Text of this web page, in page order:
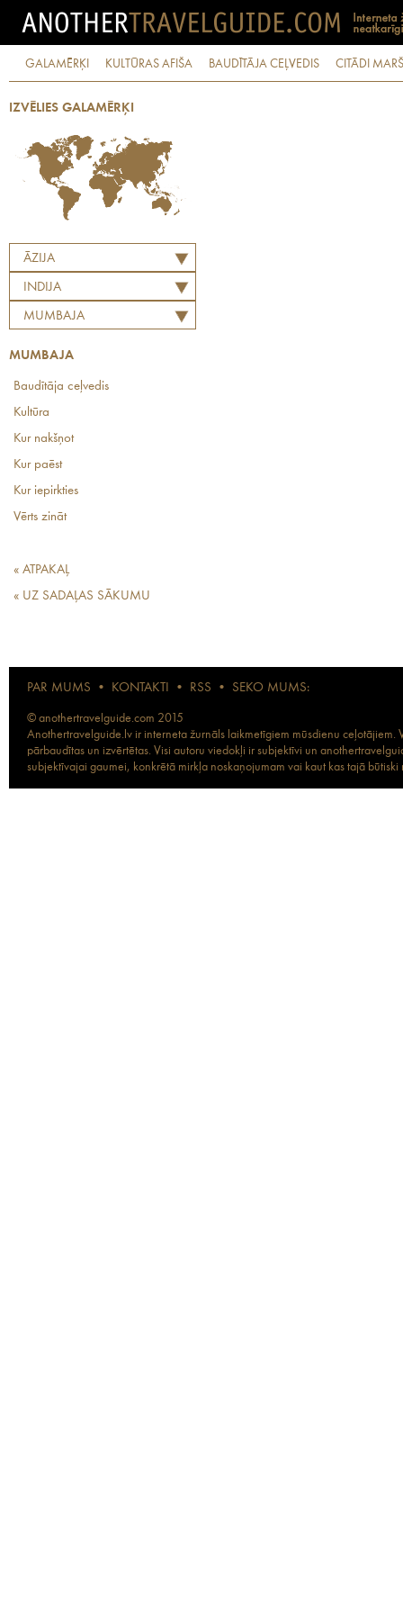
GALAMĒRĶI KULTŪRAS AFIŠA BAUDĪTĀJA CEĻVEDIS CITĀDI
IZVĒLIES GALAMĒRĶI
ĀZIJA
INDIJA
MUMBAJA
MUMBAJA
Baudītāja ceļvedis
Kultūra
Kur nakšņot
Kur paēst
Kur iepirkties
Vērts zināt
« ATPAKAĻ
« UZ SADAĻAS SĀKUMU
PAR MUMS • KONTAKTI • RSS • SEKO MUMS:
© anothertravelguide.com 2015
Anothertravelguide.lv ir interneta žurnāls laikmetīgiem mūsdienu
pārbaudītas un izvērtētas. Visi autoru viedokļi ir subjektīvi un
subjektīvajai gaumei, konkrētā mirkļa noskaņojumam vai kaut kas tajā